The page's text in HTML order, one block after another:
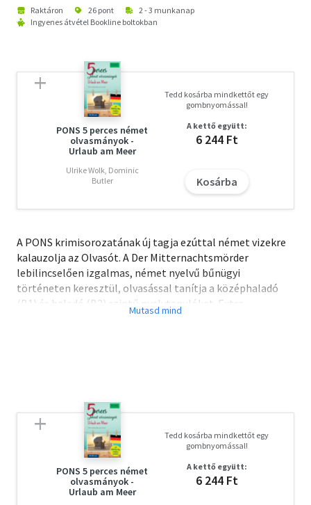
Raktáron 26 pont
2 - 3 munkanap
Ingyenes átvétel Bookline boltokban
PONS 5 perces német
olvasmányok -
Urlaub am Meer
Ulrike Wolk, Dominic
Butler
Tedd kosárba mindkettőt egy
gombnyomással!
A kettő együtt:
6 244 Ft
Kosárba
A PONS krimisorozatának új tagja ezúttal német vizekre
kalauzolja az Olvasót. A Der Mitternachtsmörder
lebilincselően izgalmas, német nyelvű bűnügyi
történeten keresztül, olvasással tanítja a középhaladó
(B1) és haladó (B2) szintű nyelvtanulókat. Extra
gyakorlási lehetőségként a krimik letölthető anyanyelvű
gyakorlására
- A nehezebb német szavak és kifejezések jelentését
feltüntettük minden oldalon
- Szótanulás a kötet végén található kétnyelvű szószedet
segítségével
- Kulturális érdekességek - minden fejezet végén
PONS 5 perces német
olvasmányok -
Urlaub am Meer
Tedd kosárba mindkettőt egy
gombnyomással!
A kettő együtt:
6 244 Ft